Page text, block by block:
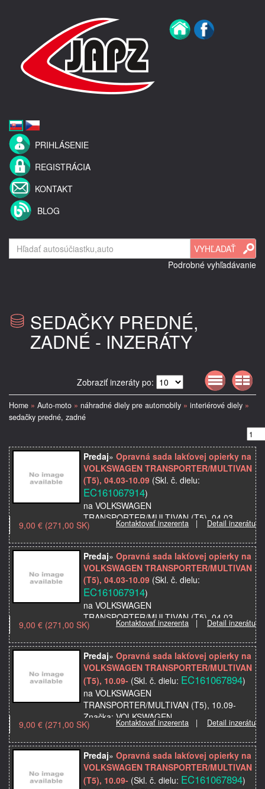
PRIHLÁSENIE
REGISTRÁCIA
KONTAKT
BLOG
Podrobné vyhľadávanie
SEDAČKY PREDNÉ,
ZADNÉ - INZERÁTY
Zobraziť inzeráty po:
Home » Auto-moto » náhradné diely pre automobily » interiérové diely »
sedačky predné, zadné
Predaj» Opravná sada lakťovej opierky na
VOLKSWAGEN TRANSPORTER/MULTIVAN
(T5), 04.03-10.09 (Skl. č. dielu:
EC161067914)
na VOLKSWAGEN
TRANSPORTER/MULTIVAN (T5), 04.03-
10.09
Značka: VOLKSWAGEN
Miesto montáže: predný
Model použitia: TRANSPORTER/MULTIVAN
(T5), 04.03-10.09
Strana: pravá
…
Kontaktovať inzerenta | Detail inzerátu
9,00 € (271,00 SK)
Predaj» Opravná sada lakťovej opierky na
VOLKSWAGEN TRANSPORTER/MULTIVAN
(T5), 04.03-10.09 (Skl. č. dielu:
EC161067914)
na VOLKSWAGEN
TRANSPORTER/MULTIVAN (T5), 04.03-
10.09
Značka: VOLKSWAGEN
Miesto montáže: predný
Model použitia: TRANSPORTER/MULTIVAN
(T5), 04.03-10.09
Strana: pravá
…
Kontaktovať inzerenta | Detail inzerátu
9,00 € (271,00 SK)
Predaj» Opravná sada lakťovej opierky na
VOLKSWAGEN TRANSPORTER/MULTIVAN
(T5), 10.09- (Skl. č. dielu: EC161067894)
na VOLKSWAGEN
TRANSPORTER/MULTIVAN (T5), 10.09-
Značka: VOLKSWAGEN
Miesto montáže: predný
Model použitia: TRANSPORTER/MULTIVAN
(T5), 10.09-
Strana: pravá
Kvalita: P…
Kontaktovať inzerenta | Detail inzerátu
9,00 € (271,00 SK)
Predaj» Opravná sada lakťovej opierky na
VOLKSWAGEN TRANSPORTER/MULTIVAN
(T5), 10.09- (Skl. č. dielu: EC161067894)